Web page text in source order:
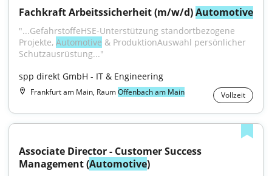
Fachkraft Arbeitssicherheit (m/w/d) Automotive
"...GefahrstoffeHSE-Unterstützung standortbezogene
Projekte, Automotive & ProduktionAuswahl persönlicher
Schutzausrüstung..."
spp direkt GmbH - IT & Engineering
Frankfurt am Main, RaumOffenbach am Main Vollzeit
Associate Director - Customer Success
Management (Automotive)